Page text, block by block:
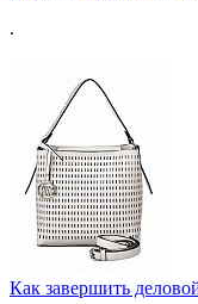
.
Как завершить